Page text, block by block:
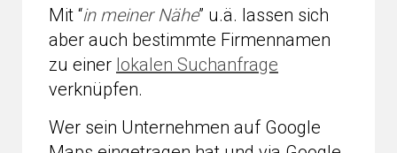
Mit “in meiner Nähe” u.ä. lassen sich
aber auch bestimmte Firmennamen
zu einer lokalen Suchanfrage
verknüpfen.
Wer sein Unternehmen auf Google